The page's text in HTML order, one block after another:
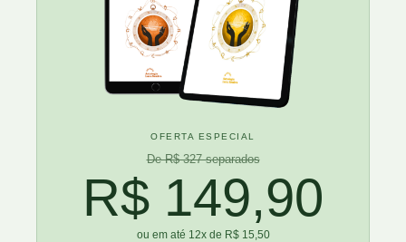
OFERTA ESPECIAL
De R$ 327 separados
R$ 149,90
ou em até 12x de R$ 15,50